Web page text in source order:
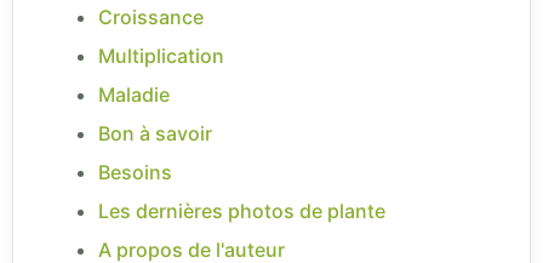
Croissance
Multiplication
Maladie
Bon à savoir
Besoins
Les dernières photos de plante
A propos de l'auteur